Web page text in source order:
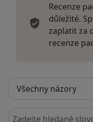
V letošním roce jsme
víček zakoupením
urychluje hojení a
rovněž pokračovat v
hemangiomů, jakož i
Recenze
důležité.
zaplatit za
recenze
Hledejte v názorech